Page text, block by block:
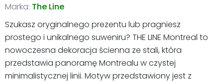
Marka: The Line
Szukasz oryginalnego prezentu lub pragniesz
prostego i unikalnego suweniru? THE LINE Montreal to
nowoczesna dekoracja ścienna ze stali, która
przedstawia panoramę Montrealu w czystej
minimalistycznej linii. Motyw przedstawiony jest z